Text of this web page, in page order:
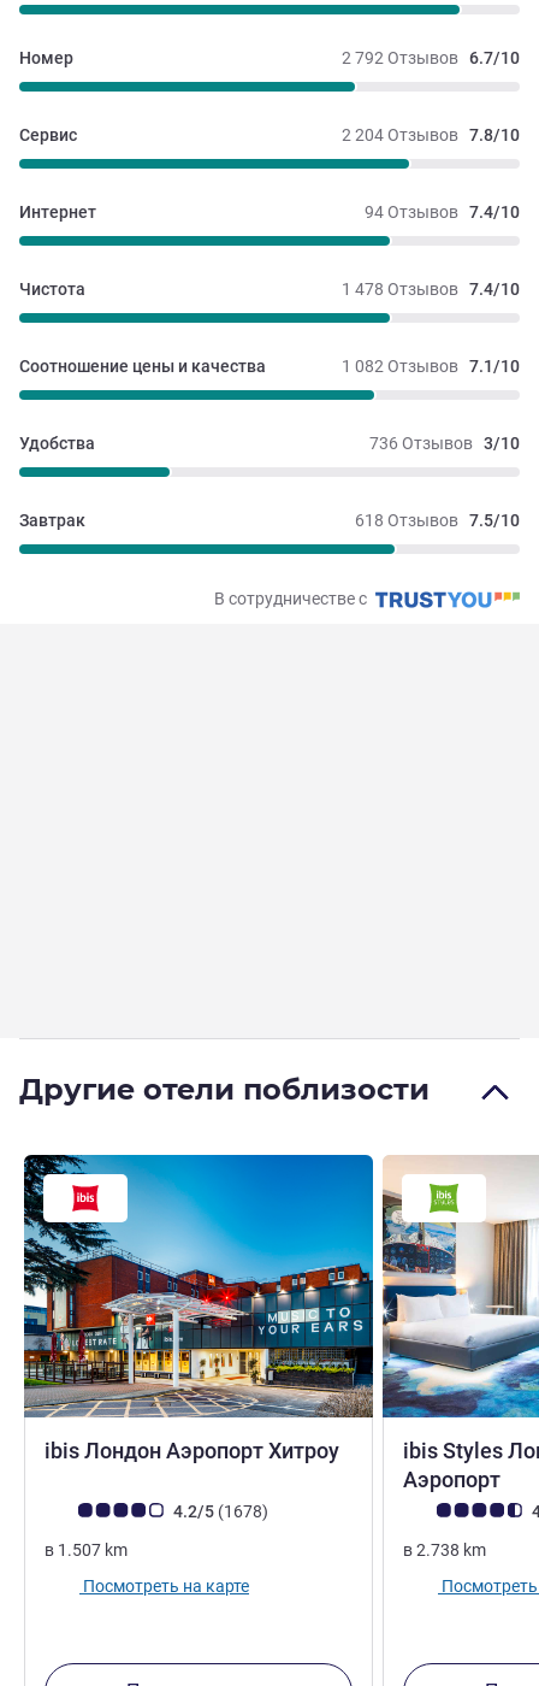
2 792 Отзывов 6.7/10
Номер
2 204 Отзывов 7.8/10
Сервис
94 Отзывов 7.4/10
Интернет
1 478 Отзывов 7.4/10
Чистота
1 082 Отзывов 7.1/10
Соотношение цены и качества
736 Отзывов 3/10
Удобства
618 Отзывов 7.5/10
Завтрак
В сотрудничестве с
Другие отели поблизости
ibis Лондон Аэропорт Хитроу3 звезды
Примечание: отзывы клиентов (Рейтинг ALL)
4.2/5 (1678Отзывов
)
в 1.507 km
Посмотреть на карте
ibis Styles
Аэропорт
Примечание:
в2.738 km
Посмотреть